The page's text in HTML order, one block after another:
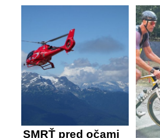
SMRŤ pred očami